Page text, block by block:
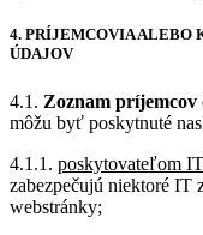
4. PRÍJEMCOVIA ALEBO
ÚDAJOV
4.1. Zoznam príjemcov
môžu byť poskytnuté
4.1.1. poskytovateľom
zabezpečujú niektoré IT
webstránky;